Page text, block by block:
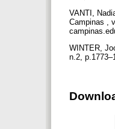
VANTI,
Campinas ,
WINTER,
n.2,